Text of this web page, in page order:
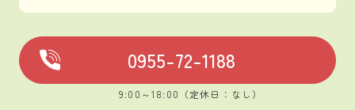
0955-72-1188
9:00～18:00（定休日：なし）